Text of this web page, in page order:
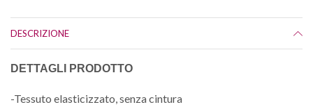
DESCRIZIONE
DETTAGLI PRODOTTO
-Tessuto elasticizzato, senza cintura